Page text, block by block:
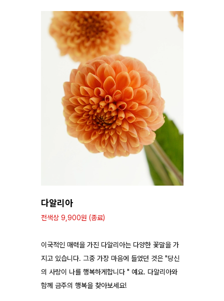
다알리아
전색상 9,900원 (종료)
이국적인 매력을 가진 다알리아는 다양한 꽃말을 가
지고 있습니다. 그중 가장 마음에 들었던 것은 "당신
의 사랑이 나를 행복하게합니다 " 예요. 다알리아와
함께 금주의 행복을 찾아보세요!